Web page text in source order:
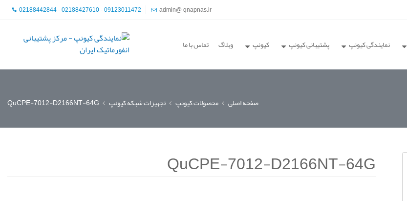
02188442844 - 02188427610 - 09123011472 admin@ qnapnas.ir
نمایندگی کیونپ پشتیبانی کیونپ کیونپ وبلاگ تماس با ما
صفحه اصلی محصولات کیونپ تجهیزات شبکه کیونپ QuCPE-7012-D2166NT-64G
QuCPE-7012-D2166NT-64G